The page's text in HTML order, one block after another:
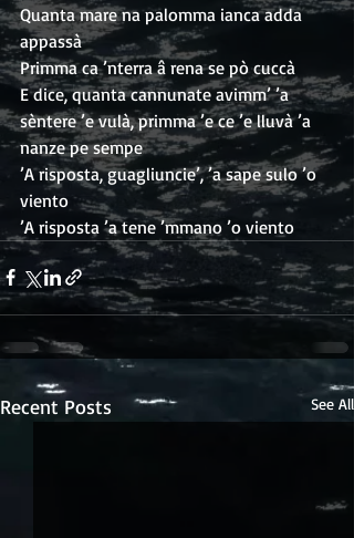
Quanta mare na palomma ianca adda
appassà
Primma ca ’nterra â rena se pò cuccà
E dice, quanta cannunate avimm’ ’a
sèntere ’e vulà, primma ’e ce ’e lluvà ’a
nanze pe sempe
’A risposta, guagliuncie’, ’a sape sulo ’o
viento
’A risposta ’a tene ’mmano ’o viento
Recent Posts See All